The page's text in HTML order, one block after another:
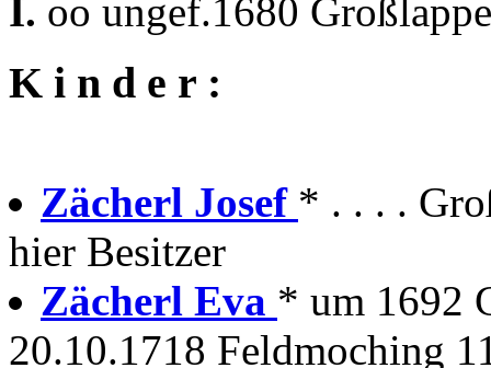
I. oo ungef.1680
K i n d e r :
Zächerl Josef * . . . .
hier Besitzer
Zächerl Eva * um 1692
20.10.1718 Feldmoching